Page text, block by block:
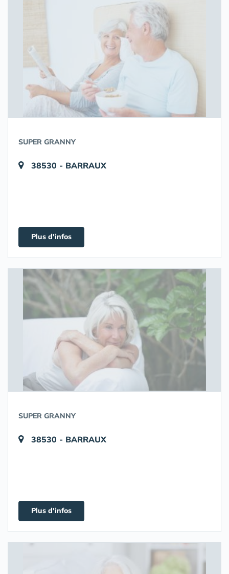
SUPER GRANNY
38530 - BARRAUX
Plus d'infos
SUPER GRANNY
38530 - BARRAUX
Plus d'infos